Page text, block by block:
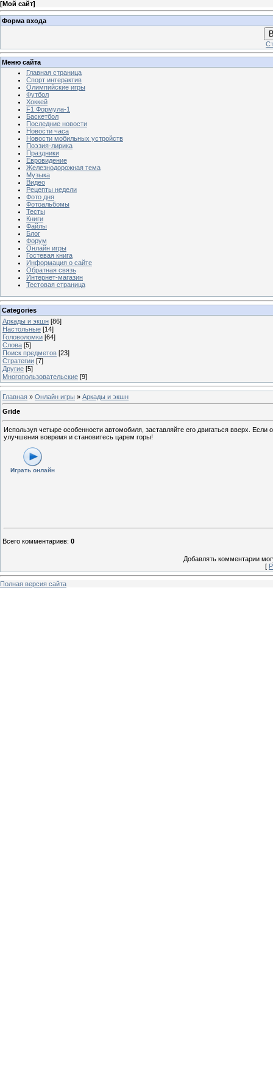
[Мой сайт]
Форма входа
Меню сайта
Главная страница
Спорт интерактив
Олимпийские игры
Футбол
Хоккей
F1 Формула-1
Баскетбол
Последние новости
Новости часа
Новости мобильных устройств
Поэзия-лирика
Праздники
Евровидение
Железнодорожная тема
Музыка
Видео
Рецепты недели
Фото дня
Фотоальбомы
Тесты
Книги
Файлы
Блог
Форум
Онлайн игры
Гостевая книга
Информация о сайте
Обратная связь
Интернет-магазин
Тестовая страница
Categories
Аркады и экшн [86]
Настольные [14]
Головоломки [64]
Слова [5]
Поиск предметов [23]
Стратегии [7]
Другие [5]
Многопользовательские [9]
Главная » Онлайн игры » Аркады и экшн
Gride
Используя четыре особенности автомобиля, заставляйте его двигаться вверх. Если
улучшения вовремя и становитесь царем горы!
Играть онлайн
Всего комментариев: 0
Добавлять комментарии
[
Полная версия сайта